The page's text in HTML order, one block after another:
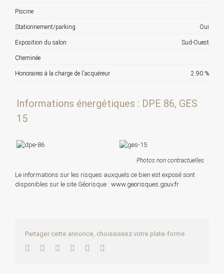
Piscine
Stationnement/parking Oui
Exposition du salon Sud-Ouest
Cheminée
Honoraires à la charge de l'acquéreur 2.90 %
Informations énergétiques : DPE 86, GES
15
Photos non contractuelles
Le informations sur les risques auxquels ce bien est exposé sont
disponibles sur le site Géorisque : www.georisques.gouv.fr
Partager cette annonce, choississez votre plate-forme
Facebook
TwitterLinkedInWhatsApp
Pinterest